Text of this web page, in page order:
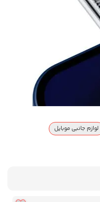
لوازم جانبی موبایل